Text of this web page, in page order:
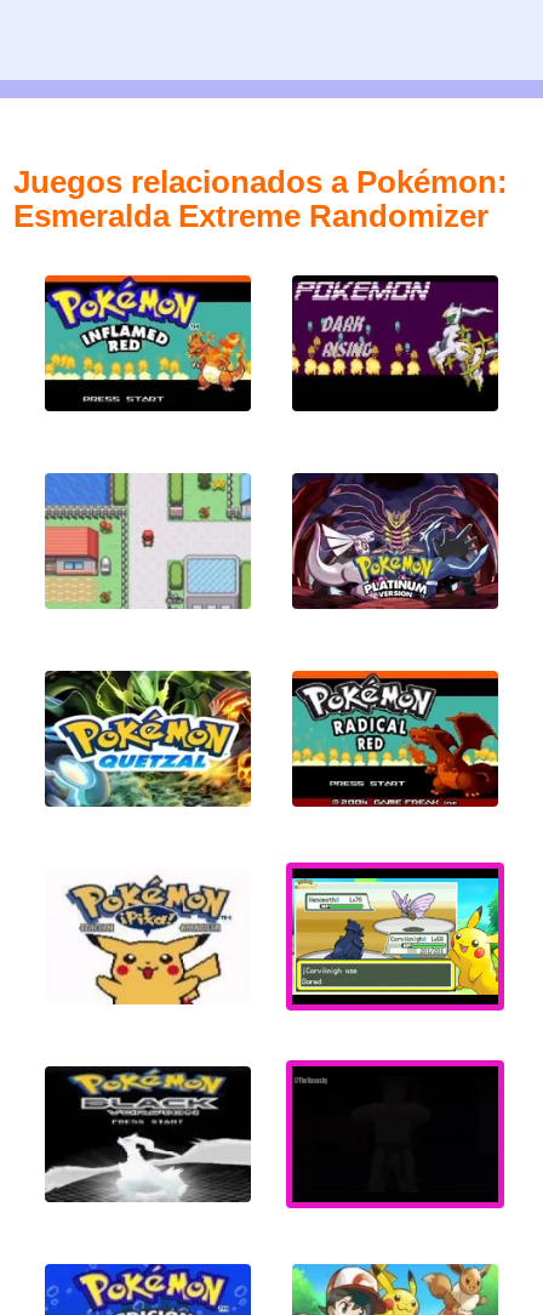
Juegos relacionados a Pokémon:
Esmeralda Extreme Randomizer